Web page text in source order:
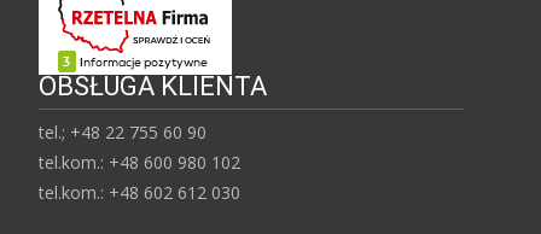
OBSŁUGA KLIENTA
tel.; +48 22 755 60 90
tel.kom.: +48 600 980 102
tel.kom.: +48 602 612 030